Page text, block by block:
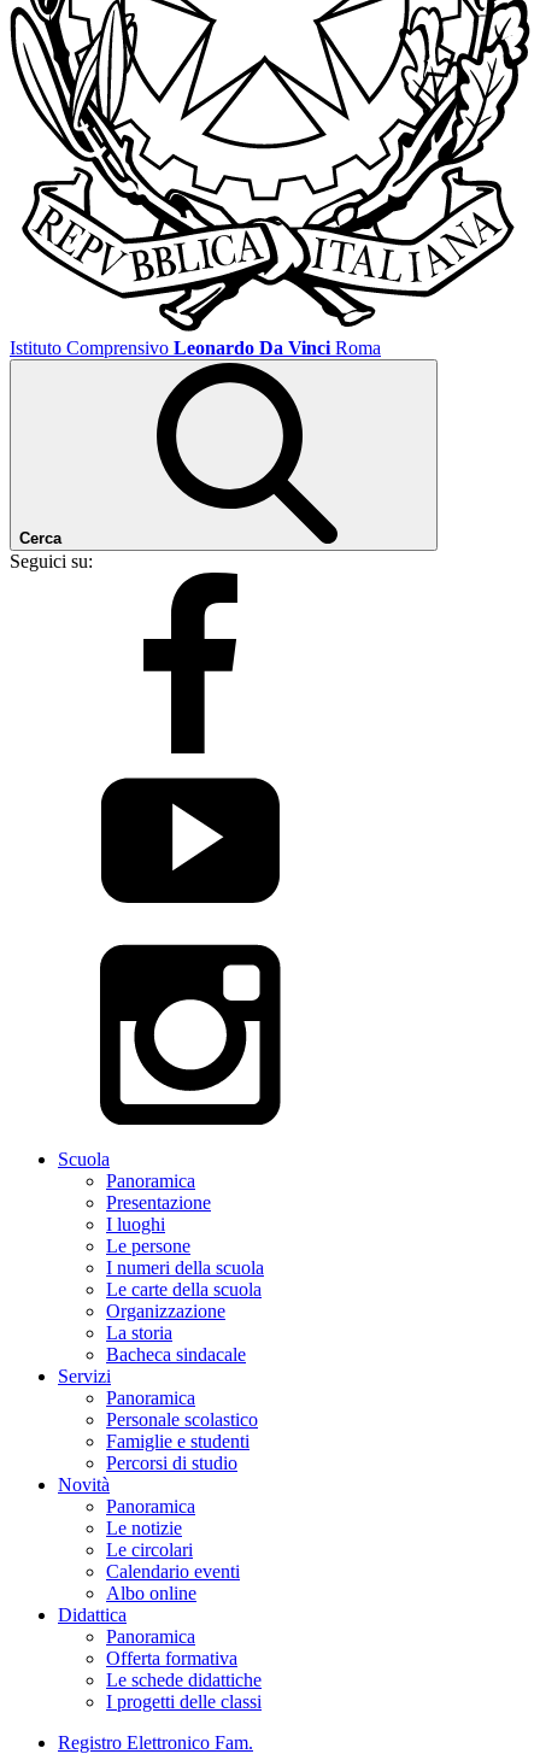
Istituto Comprensivo Leonardo Da Vinci Roma
Cerca
Seguici su:
Scuola
Panoramica
Presentazione
I luoghi
Le persone
I numeri della scuola
Le carte della scuola
Organizzazione
La storia
Bacheca sindacale
Servizi
Panoramica
Personale scolastico
Famiglie e studenti
Percorsi di studio
Novità
Panoramica
Le notizie
Le circolari
Calendario eventi
Albo online
Didattica
Panoramica
Offerta formativa
Le schede didattiche
I progetti delle classi
Registro Elettronico Fam.